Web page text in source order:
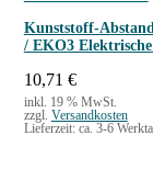
Kunststoff-
/ EKO3
10,71 €
inkl. 19 % MwSt.
zzgl. Versandkosten
Lieferzeit: ca. 3-6